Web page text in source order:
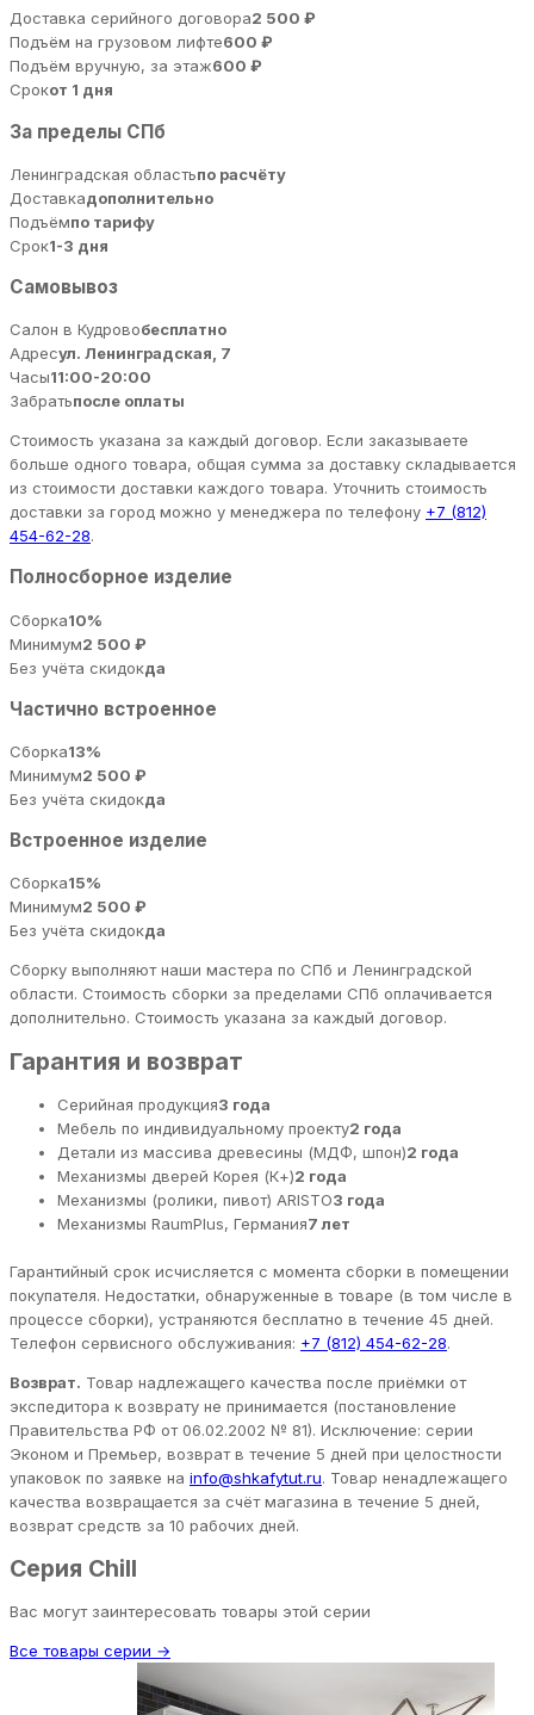
Доставка серийного договора2 500 ₽
Подъём на грузовом лифте600 ₽
Подъём вручную, за этаж600 ₽
Срокот 1 дня
За пределы СПб
Ленинградская областьпо расчёту
Доставкадополнительно
Подъёмпо тарифу
Срок1-3 дня
Самовывоз
Салон в Кудровобесплатно
Адресул. Ленинградская, 7
Часы11:00-20:00
Забратьпосле оплаты
Стоимость указана за каждый договор. Если заказываете
больше одного товара, общая сумма за доставку складывается
из стоимости доставки каждого товара. Уточнить стоимость
доставки за город можно у менеджера по телефону +7 (812)
454-62-28.
Полносборное изделие
Сборка10%
Минимум2 500 ₽
Без учёта скидокда
Частично встроенное
Сборка13%
Минимум2 500 ₽
Без учёта скидокда
Встроенное изделие
Сборка15%
Минимум2 500 ₽
Без учёта скидокда
Сборку выполняют наши мастера по СПб и Ленинградской
области. Стоимость сборки за пределами СПб оплачивается
дополнительно. Стоимость указана за каждый договор.
Гарантия и возврат
Серийная продукция3 года
Мебель по индивидуальному проекту2 года
Детали из массива древесины (МДФ, шпон)2 года
Механизмы дверей Корея (К+)2 года
Механизмы (ролики, пивот) ARISTO3 года
Механизмы RaumPlus, Германия7 лет
Гарантийный срок исчисляется с момента сборки в помещении
покупателя. Недостатки, обнаруженные в товаре (в том числе в
процессе сборки), устраняются бесплатно в течение 45 дней.
Телефон сервисного обслуживания: +7 (812) 454-62-28.
Возврат. Товар надлежащего качества после приёмки от
экспедитора к возврату не принимается (постановление
Правительства РФ от 06.02.2002 № 81). Исключение: серии
Эконом и Премьер, возврат в течение 5 дней при целостности
упаковок по заявке на info@shkafytut.ru. Товар ненадлежащего
качества возвращается за счёт магазина в течение 5 дней,
возврат средств за 10 рабочих дней.
Серия Chill
Вас могут заинтересовать товары этой серии
Все товары серии →